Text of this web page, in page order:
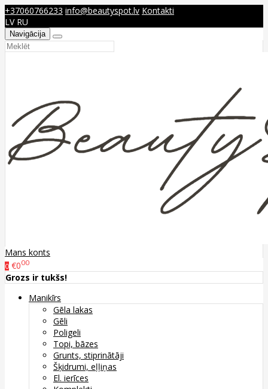
+37060766233 info@beautyspot.lv Kontakti
LV RU
Navigācija
Mans konts
0 €000
Grozs ir tukšs!
Manikīrs
Gēla lakas
Gēli
Poligeli
Topi, bāzes
Grunts, stiprinātāji
Šķidrumi, eļļiņas
El. ierīces